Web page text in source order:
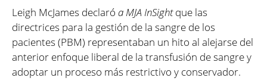
Leigh McJames declaró a MJA InSightque las
directrices para la gestión de la sangre de los
pacientes (PBM) representaban un hito al alejarse del
anterior enfoque liberal de la transfusión de sangre y
adoptar un proceso más restrictivo y conservador.